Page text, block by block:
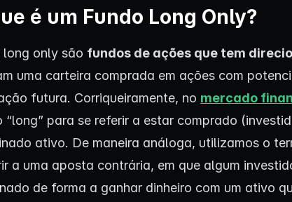
é um Fundo Long Only?
long only são fundos de ações que tem
uma carteira comprada em ações com
futura. Corriqueiramente, no mercado
“long” para se referir a estar comprado
ativo. De maneira análoga, utilizamos o
a uma aposta contrária, em que algum
de forma a ganhar dinheiro com um ativo